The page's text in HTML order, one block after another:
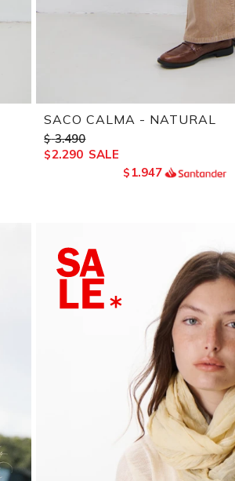
SACO CALMA - NATURAL
$ 3.490
$2.290
$ 1.947